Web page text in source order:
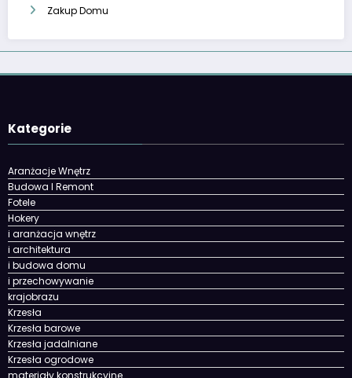
Zakup Domu
Kategorie
Aranżacje Wnętrz
Budowa I Remont
Fotele
Hokery
i aranżacja wnętrz
i architektura
i budowa domu
i przechowywanie
krajobrazu
Krzesła
Krzesła barowe
Krzesła jadalniane
Krzesła ogrodowe
materiały konstrukcyjne